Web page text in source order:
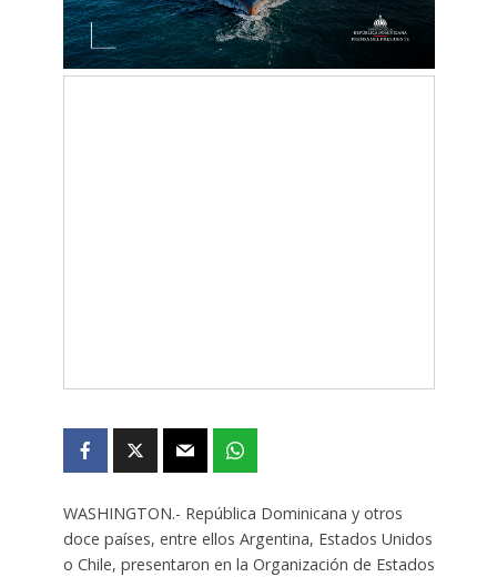
WASHINGTON.- República Dominicana y otros
doce países, entre ellos Argentina, Estados Unidos
o Chile, presentaron en la Organización de Estados